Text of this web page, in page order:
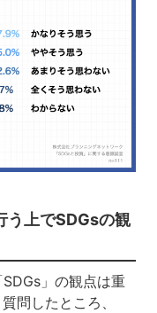
う上でSDGsの観
SDGs」の観点は重
問したところ、